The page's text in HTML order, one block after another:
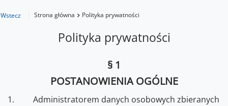
Wstecz Strona główna Polityka prywatności
Polityka prywatności
§ 1
POSTANOWIENIA OGÓLNE
Administratorem danych osobowych zbieranych